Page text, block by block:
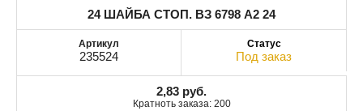
24 ШАЙБА СТОП. ВЗ 6798 A2 24
235524 Под заказ
2,83 руб.
Кратноть заказа: 200